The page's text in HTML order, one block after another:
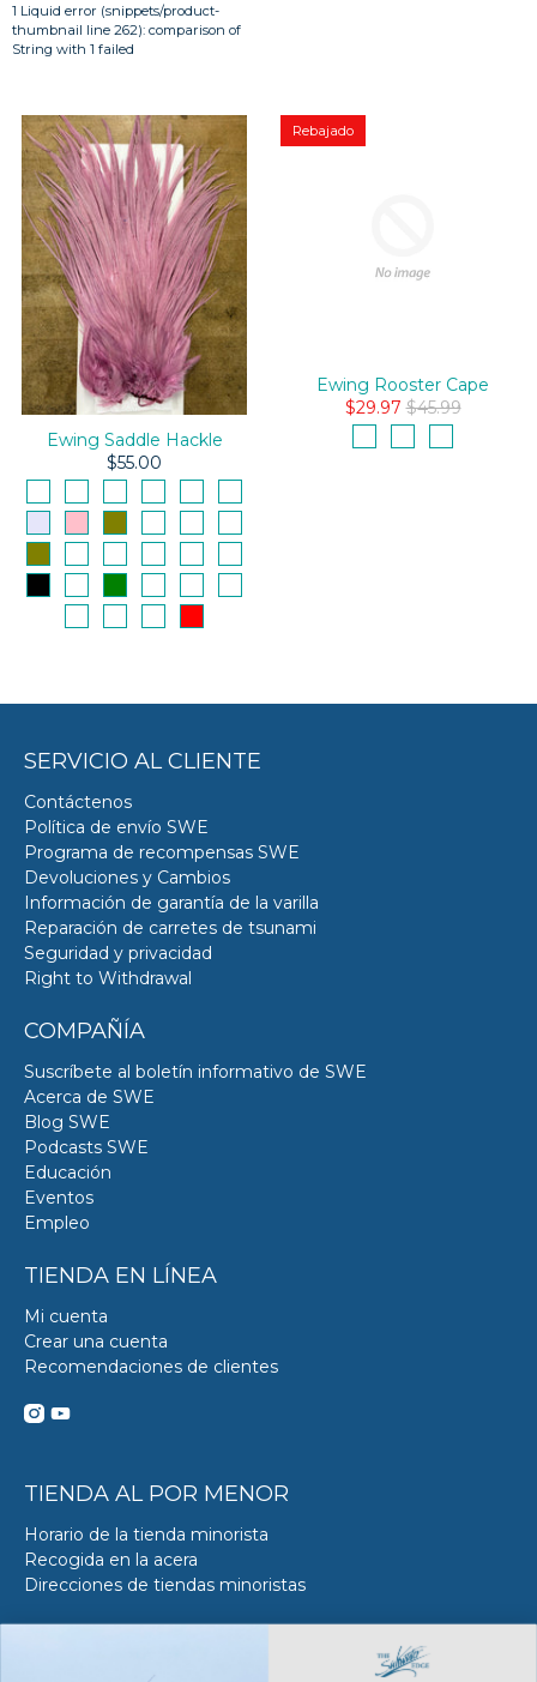
1 Liquid error (snippets/product-
thumbnail line 262): comparison of
String with 1 failed
Ewing Saddle Hackle
$55.00
Rebajado
Ewing Rooster Cape
$29.97 $45.99
SERVICIO AL CLIENTE
Contáctenos
Política de envío SWE
Programa de recompensas SWE
Devoluciones y Cambios
Información de garantía de la varilla
Reparación de carretes de tsunami
Seguridad y privacidad
Right to Withdrawal
COMPAÑÍA
Suscríbete al boletín informativo de SWE
Acerca de SWE
Blog SWE
Podcasts SWE
Educación
Eventos
Empleo
TIENDA EN LÍNEA
Mi cuenta
Crear una cuenta
Recomendaciones de clientes
TIENDA AL POR MENOR
Horario de la tienda minorista
Recogida en la acera
Direcciones de tiendas minoristas